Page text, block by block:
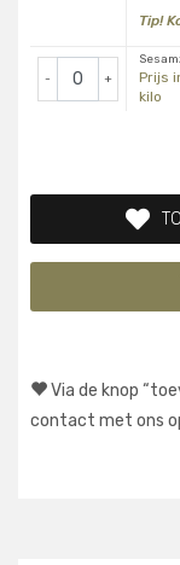
Tip!
- +
Prijs
kilo
Via de knop
contact met ons